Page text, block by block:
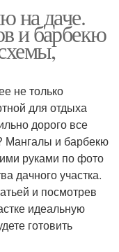
на даче.
и барбекю
не только
для отдыха
дорого все
Мангалы и барбекю
руками по фото
дачного участка.
и посмотрев
идеальную
готовить